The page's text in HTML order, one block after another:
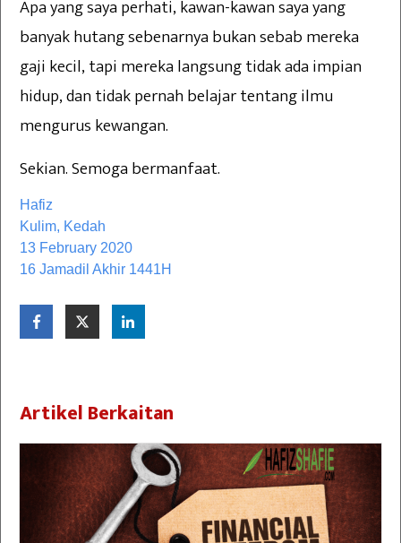
Apa yang saya perhati, kawan-kawan saya yang
banyak hutang sebenarnya bukan sebab mereka
gaji kecil, tapi mereka langsung tidak ada impian
hidup, dan tidak pernah belajar tentang ilmu
mengurus kewangan.
Sekian. Semoga bermanfaat.
Hafiz
Kulim, Kedah
13 February 2020
16 Jamadil Akhir 1441H
Artikel Berkaitan